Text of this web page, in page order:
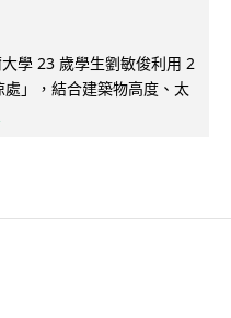
學 23 歲學生劉敏俊利用 2
」，結合建築物高度、太